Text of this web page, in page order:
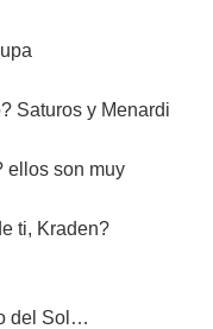
Saturos y Menardi
ellos son muy
ti, Kraden?
del Sol…